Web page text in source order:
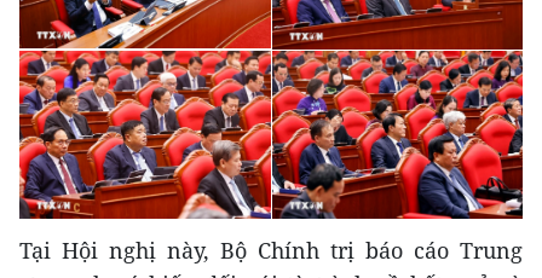
Tại Hội nghị này, Bộ Chính trị báo cáo Trung